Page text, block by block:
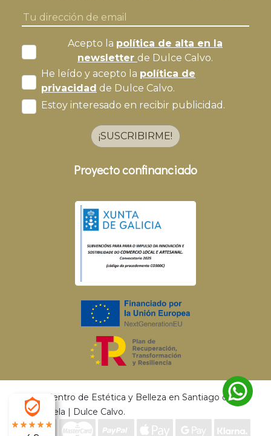
Acepto la política de alta en la
newsletter de Dulce Calvo.
He leído y acepto la política de
privacidad de Dulce Calvo.
Estoy interesado en recibir publicidad.
¡SUSCRIBIRME!
Proyecto confinanciado
© 2026 Centro de Estética y Belleza en Santiago de
Compostela | Dulce Calvo.